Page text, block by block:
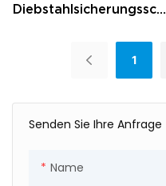
Senden Sie Ihre Anfrage
Name
Diebstahlsicherungsschr
Sicherheitsmaschinen-
Schraubverschluss,
1